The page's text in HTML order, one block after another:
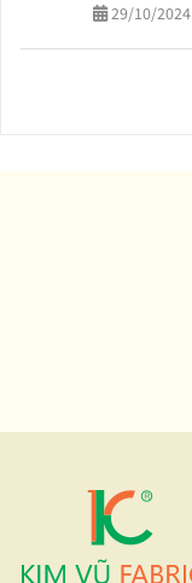
29/10/2024